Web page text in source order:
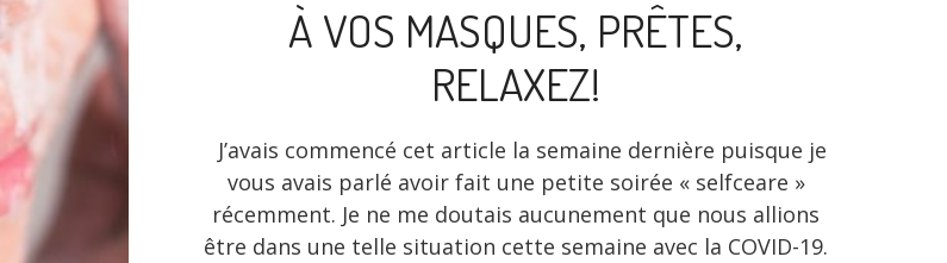
À VOS MASQUES, PRÊTES,
RELAXEZ!
J’avais commencé cet article la semaine dernière puisque je
vous avais parlé avoir fait une petite soirée « selfceare »
récemment. Je ne me doutais aucunement que nous allions
être dans une telle situation cette semaine avec la COVID-19.